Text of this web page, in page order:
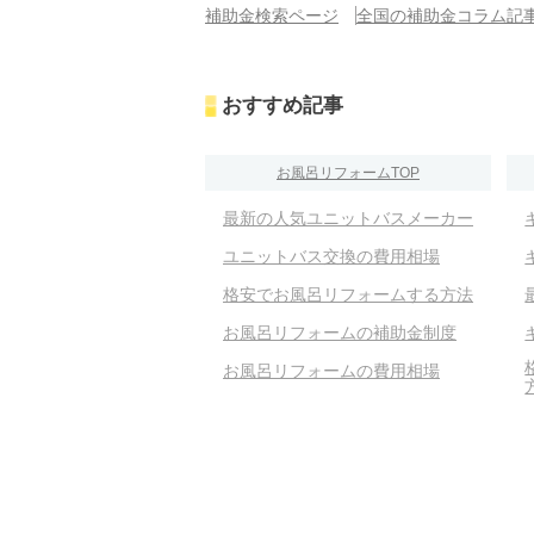
補助金検索ページ 全国の補助金コラム記
おすすめ記事
お風呂リフォームTOP
最新の人気ユニットバスメーカー
ユニットバス交換の費用相場
格安でお風呂リフォームする方法
お風呂リフォームの補助金制度
お風呂リフォームの費用相場